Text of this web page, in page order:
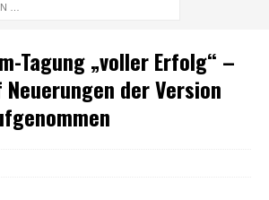
Tagung „voller Erfolg“ –
der Version